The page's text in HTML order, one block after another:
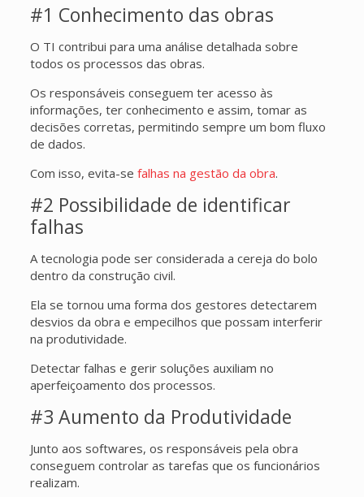
#1 Conhecimento das obras
O TI contribui para uma análise detalhada sobre
todos os processos das obras.
Os responsáveis conseguem ter acesso às
informações, ter conhecimento e assim, tomar as
decisões corretas, permitindo sempre um bom fluxo
de dados.
Com isso, evita-se falhas na gestão da obra.
#2 Possibilidade de identificar
falhas
A tecnologia pode ser considerada a cereja do bolo
dentro da construção civil.
Ela se tornou uma forma dos gestores detectarem
desvios da obra e empecilhos que possam interferir
na produtividade.
Detectar falhas e gerir soluções auxiliam no
aperfeiçoamento dos processos.
#3 Aumento da Produtividade
Junto aos softwares, os responsáveis pela obra
conseguem controlar as tarefas que os funcionários
realizam.